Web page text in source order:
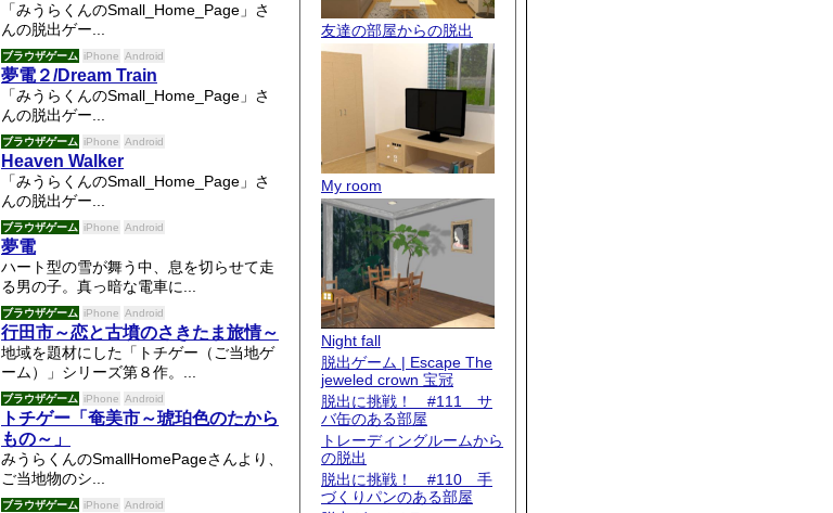
友達の部屋からの脱出
My room
Night fall
脱出ゲーム | Escape The
jeweled crown 宝冠
脱出に挑戦！ #111 サ
バ缶のある部屋
トレーディングルームから
の脱出
脱出に挑戦！ #110 手
づくりパンのある部屋
「みうらくんのSmall_Home_Page」さ
んの脱出ゲー...
ブラウザゲーム iPhone Android
夢電２/Dream Train
「みうらくんのSmall_Home_Page」さ
んの脱出ゲー...
ブラウザゲーム iPhone Android
Heaven Walker
「みうらくんのSmall_Home_Page」さ
んの脱出ゲー...
ブラウザゲーム iPhone Android
夢電
ハート型の雪が舞う中、息を切らせて走
る男の子。真っ暗な電車に...
ブラウザゲーム iPhone Android
行田市～恋と古墳のさきたま旅情～
地域を題材にした「トチゲー（ご当地ゲ
ーム）」シリーズ第８作。...
ブラウザゲーム iPhone Android
トチゲー「奄美市～琥珀色のたから
もの～」
みうらくんのSmallHomePageさんより、
ご当地物のシ...
ブラウザゲーム iPhone Android